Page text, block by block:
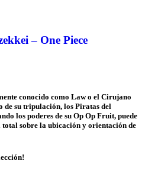
– One Piece
conocido como Law o el Cirujano
de su tripulación, los Piratas del
los poderes de su Op Op Fruit, puede
sobre la ubicación y orientación de